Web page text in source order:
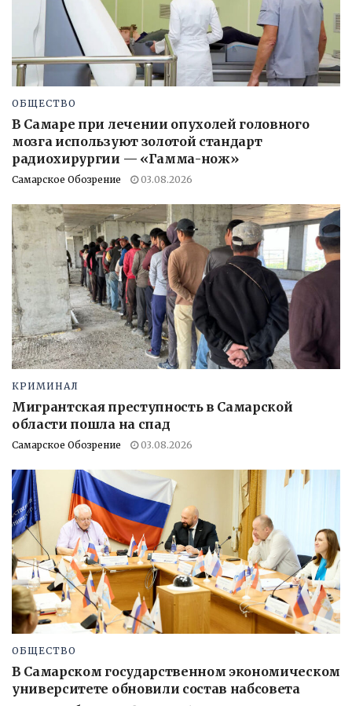
ОБЩЕСТВО
В Самаре при лечении опухолей головного
мозга используют золотой стандарт
радиохирургии — «Гамма-нож»
Самарское Обозрение 03.08.2026
КРИМИНАЛ
Мигрантская преступность в Самарской
области пошла на спад
Самарское Обозрение 03.08.2026
ОБЩЕСТВО
В Самарском государственном экономическом
университете обновили состав набсовета